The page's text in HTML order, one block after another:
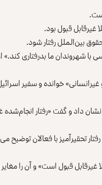
غیرقابل قبول بود.
بین‌الملل رفتار شود.
شهروندان ما بدرفتاری کند.» او
غیرانسانی» خوانده و سفیر
داد و گفت «رفتار
تحقیرآمیز با فعالان
غیرقابل قبول است» و آن را